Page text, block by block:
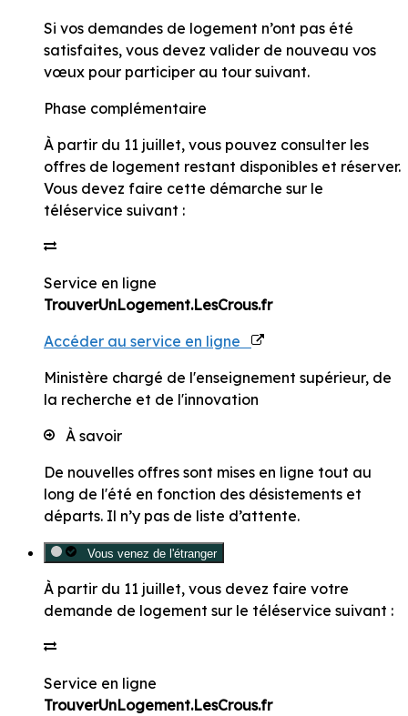
Si vos demandes de logement n’ont pas été
satisfaites, vous devez valider de nouveau vos
vœux pour participer au tour suivant.
Phase complémentaire
À partir du 11 juillet, vous pouvez consulter les
offres de logement restant disponibles et réserver.
Vous devez faire cette démarche sur le
téléservice suivant :
Service en ligne
TrouverUnLogement.LesCrous.fr
Accéder au service en ligne
Ministère chargé de l'enseignement supérieur, de
la recherche et de l'innovation
À savoir
De nouvelles offres sont mises en ligne tout au
long de l'été en fonction des désistements et
départs. Il n’y pas de liste d’attente.
Vous venez de l'étranger
À partir du 11 juillet, vous devez faire votre
demande de logement sur le téléservice suivant :
Service en ligne
TrouverUnLogement.LesCrous.fr